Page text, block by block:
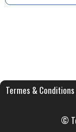
Termes &
©